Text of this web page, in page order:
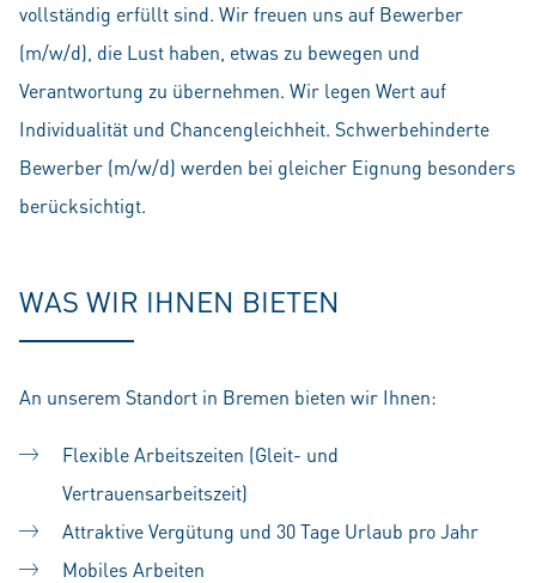
vollständig erfüllt sind. Wir freuen uns auf Bewerber
(m/w/d), die Lust haben, etwas zu bewegen und
Verantwortung zu übernehmen. Wir legen Wert auf
Individualität und Chancengleichheit. Schwerbehinderte
Bewerber (m/w/d) werden bei gleicher Eignung besonders
berücksichtigt.
WAS WIR IHNEN BIETEN
An unserem Standort in Bremen bieten wir Ihnen:
Flexible Arbeitszeiten (Gleit- und
Vertrauensarbeitszeit)
Attraktive Vergütung und 30 Tage Urlaub pro Jahr
Mobiles Arbeiten